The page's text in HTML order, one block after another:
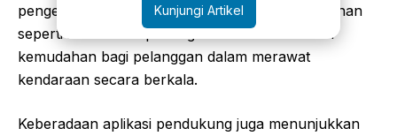
pengelolaan riwayat perawatan. Digitalisasi layanan
seperti ini semakin penting karena memberikan
kemudahan bagi pelanggan dalam merawat
kendaraan secara berkala.
Keberadaan aplikasi pendukung juga menunjukkan
Kunjungi Artikel